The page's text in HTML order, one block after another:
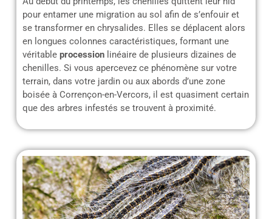
pour entamer une migration au sol afin de s’enfouir et
se transformer en chrysalides. Elles se déplacent alors
en longues colonnes caractéristiques, formant une
véritable procession linéaire de plusieurs dizaines de
chenilles. Si vous apercevez ce phénomène sur votre
terrain, dans votre jardin ou aux abords d’une zone
boisée à Corrençon-en-Vercors, il est quasiment certain
que des arbres infestés se trouvent à proximité.